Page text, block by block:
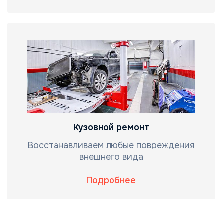
Кузовной ремонт
Восстанавливаем любые повреждения
внешнего вида
Подробнее